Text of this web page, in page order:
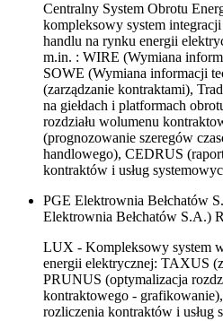
Centralny System Obrotu
kompleksowy system
handlu na rynku energii
m.in. : WIRE (Wymiana
SOWE (Wymiana informacji
(zarządzanie kontraktami),
na giełdach i platformach
rozdziału wolumenu
(prognozowanie szeregów
handlowego), CEDRUS
kontraktów i usług
PGE Elektrownia Bełchatów
Elektrownia Bełchatów S.A.)
LUX - Kompleksowy system
energii elektrycznej: TAXUS
PRUNUS (optymalizacja
kontraktowego -
rozliczenia kontraktów i usług